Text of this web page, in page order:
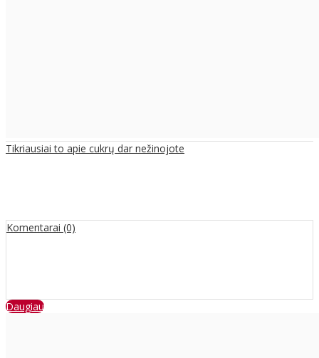
Tikriausiai to apie cukrų dar nežinojote
Komentarai (0)
Daugiau